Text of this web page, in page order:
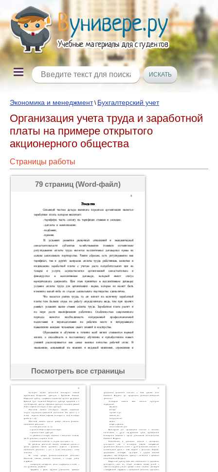
Экономика и менеджмент\ Бухгалтерский учет
Организация учета труда и заработной
платы на примере открытого
акционерного общества
Страницы работы
79 страниц (Word-файл)
Посмотреть все страницы